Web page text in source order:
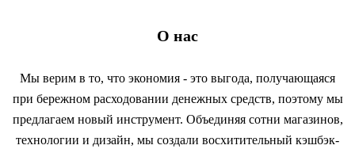
О нас
Мы верим в то, что экономия - это выгода, получающаяся
при бережном расходовании денежных средств, поэтому мы
предлагаем новый инструмент. Объединяя сотни магазинов,
технологии и дизайн, мы создали восхитительный кэшбэк-